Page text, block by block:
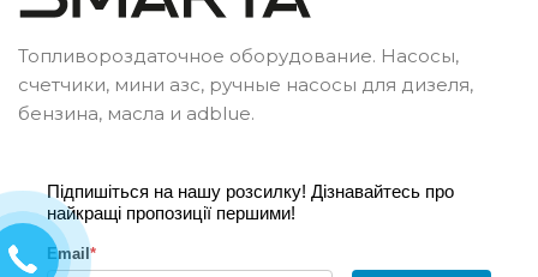
Топливороздаточное оборудование. Насосы,
счетчики, мини азс, ручные насосы для дизеля,
бензина, масла и adblue.
Підпишіться на нашу розсилку! Дізнавайтесь про
найкращі пропозиції першими!
Email *